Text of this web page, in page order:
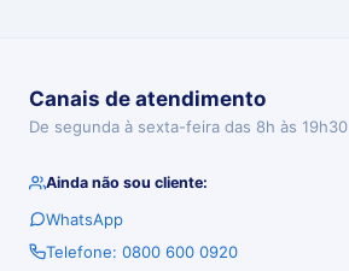
Canais de atendimento
De segunda à sexta-feira das 8h às 19h30
Ainda não sou cliente:
WhatsApp
Telefone: 0800 600 0920